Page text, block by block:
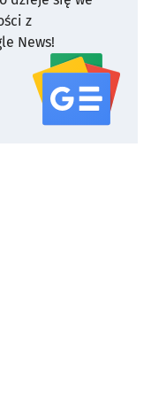
z
News!
serwisu